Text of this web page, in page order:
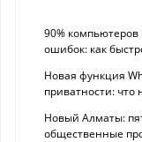
90% компьютеров
ошибок: как
Новая функция
приватности: что
Новый Алматы:
общественные